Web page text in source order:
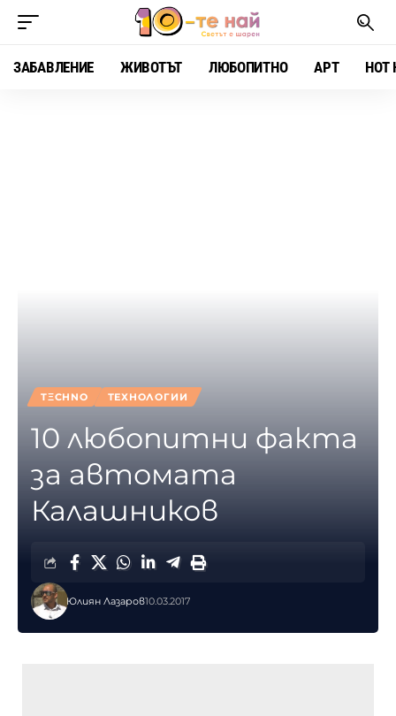
ЗАБАВЛЕНИЕ ЖИВОТЪТ ЛЮБОПИТНО АРТ HOT
TΞCHNO ТЕХНОЛОГИИ
10 любопитни факта
за автомата
Калашников
Юлиян Лазаров10.03.2017